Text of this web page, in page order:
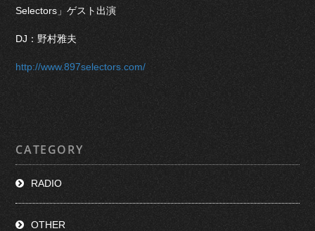
Selectors」ゲスト出演
DJ：野村雅夫
http://www.897selectors.com/
CATEGORY
RADIO
OTHER